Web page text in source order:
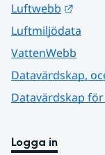
Luftwebb
Luftmiljödata
VattenWebb
Datavärdskap,
Datavärdskap
Logga in